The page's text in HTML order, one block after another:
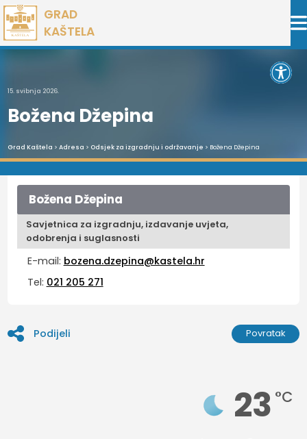
Preskoči
na
sadržaj
GRAD
KAŠTELA
15. svibnja 2026.
Božena Džepina
Grad Kaštela > Adresa > Odsjek za izgradnju i održavanje > Božena Džepina
Božena Džepina
Savjetnica za izgradnju, izdavanje uvjeta,
odobrenja i suglasnosti
E-mail: bozena.dzepina@kastela.hr
Tel: 021 205 271
Podijeli Povratak
23 °C